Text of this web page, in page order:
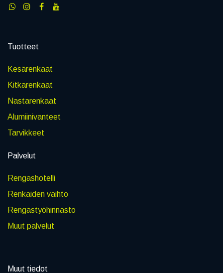
Tuotteet
Kesärenkaat
Kitkarenkaat
Nastarenkaat
Alumiinivanteet
Tarvikkeet
Palvelut
Rengashotelli
Renkaiden vaihto
Rengastyöhinnasto
Muut palvelut
Muut tiedot